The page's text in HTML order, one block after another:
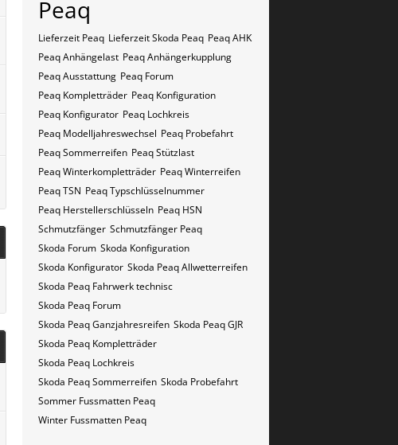
Peaq
Lieferzeit Peaq Lieferzeit Skoda Peaq Peaq AHK
Peaq Anhängelast Peaq Anhängerkupplung
Peaq Ausstattung Peaq Forum
Peaq Kompletträder Peaq Konfiguration
Peaq Konfigurator Peaq Lochkreis
Peaq Modelljahreswechsel Peaq Probefahrt
Peaq Sommerreifen Peaq Stützlast
Peaq Winterkompletträder Peaq Winterreifen
Peaq​​​​ TSN Peaq​​​​ Typschlüsselnummer
Peaq​​​​​ Herstellerschlüsseln Peaq​​​​​ HSN
Schmutzfänger Schmutzfänger Peaq
Skoda Forum Skoda Konfiguration
Skoda Konfigurator Skoda Peaq Allwetterreifen
Skoda Peaq Fahrwerk technisc
Skoda Peaq Forum
Skoda Peaq Ganzjahresreifen Skoda Peaq GJR
Skoda Peaq Kompletträder
Skoda Peaq Lochkreis
Skoda Peaq Sommerreifen Skoda Probefahrt
Sommer Fussmatten Peaq
Winter Fussmatten Peaq